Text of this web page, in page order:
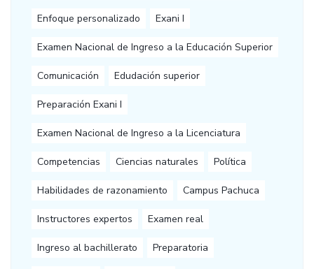
Enfoque personalizado Exani I
Examen Nacional de Ingreso a la Educación Superior
Comunicación Edudación superior
Preparación Exani I
Examen Nacional de Ingreso a la Licenciatura
Competencias Ciencias naturales Política
Habilidades de razonamiento Campus Pachuca
Instructores expertos Examen real
Ingreso al bachillerato Preparatoria